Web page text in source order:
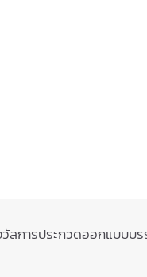
วัลการประกวดออกแบบบ